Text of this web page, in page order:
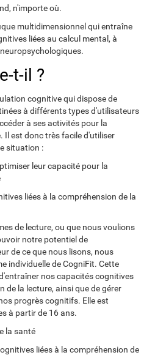
n'importe où.
multidimensionnel qui entraîne
liées au calcul mental, à
t-il ?
cognitive qui dispose de
à différents types d'utilisateurs
à ses activités pour la
Il est donc très facile d'utiliser
situation :
leur capacité pour la
liées à la compréhension de la
de lecture, ou que nous voulions
notre potentiel de
de ce que nous lisons, nous
individuelle de CogniFit. Cette
nos capacités cognitives
de la lecture, ainsi que de gérer
progrès cognitifs. Elle est
à partir de 16 ans.
la santé
liées à la compréhension de